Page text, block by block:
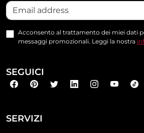
SERVIZI
Acconsento al trattamento dei miei dati
messaggi promozionali. Leggi la nostra
SEGUICI